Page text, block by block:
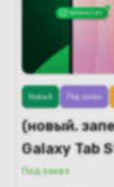
(новый.
Galaxy Tab
12GB/
Под заказ
Новый Под заказ